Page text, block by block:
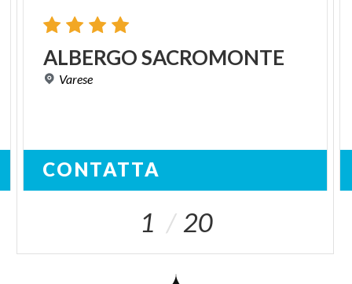
ALBERGOSACROMONTE
Varese
CONTATTA
1 20